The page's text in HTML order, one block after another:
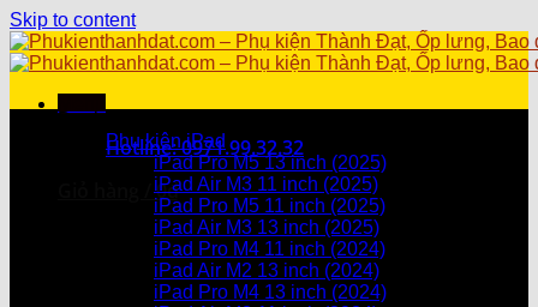
Skip to content
Hotline: 0971.99.32.32
Giỏ hàng /0₫
Chưa có sản phẩm trong giỏ hàng.
Danh mục sản phẩm
Phụ kiện iPad
iPad Pro M5 13 inch (2025)
iPad Air M3 11 inch (2025)
iPad Pro M5 11 inch (2025)
iPad Air M3 13 inch (2025)
iPad Pro M4 11 inch (2024)
iPad Air M2 13 inch (2024)
iPad Pro M4 13 inch (2024)